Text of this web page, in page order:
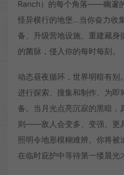
Ranch）的每个角落——幽邃
怪异横行的地堡…当你奋力收
备、升级营地设施、重建藏
的菌脉，侵入你的每时每刻。
动态昼夜循环，世界明暗有别
进行探索、搜集和制作、为即
备。当月光点亮沉寂的黑暗，
则——敌人会变多、变强、更
照明令地形模糊难辨。你将
在临时庇护中等待第一缕晨光